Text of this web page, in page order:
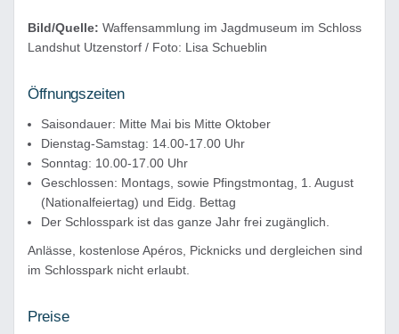
Bild/Quelle: Waffensammlung im Jagdmuseum im Schloss
Landshut Utzenstorf / Foto: Lisa Schueblin
Öffnungszeiten
Saisondauer: Mitte Mai bis Mitte Oktober
Dienstag-Samstag: 14.00-17.00 Uhr
Sonntag: 10.00-17.00 Uhr
Geschlossen: Montags, sowie Pfingstmontag, 1. August
(Nationalfeiertag) und Eidg. Bettag
Der Schlosspark ist das ganze Jahr frei zugänglich.
Anlässe, kostenlose Apéros, Picknicks und dergleichen sind
im Schlosspark nicht erlaubt.
Preise